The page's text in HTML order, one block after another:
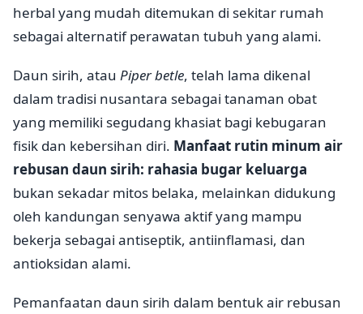
herbal yang mudah ditemukan di sekitar rumah
sebagai alternatif perawatan tubuh yang alami.
Daun sirih, atau Piper betle, telah lama dikenal
dalam tradisi nusantara sebagai tanaman obat
yang memiliki segudang khasiat bagi kebugaran
fisik dan kebersihan diri. Manfaat rutin minum air
rebusan daun sirih: rahasia bugar keluarga
bukan sekadar mitos belaka, melainkan didukung
oleh kandungan senyawa aktif yang mampu
bekerja sebagai antiseptik, antiinflamasi, dan
antioksidan alami.
Pemanfaatan daun sirih dalam bentuk air rebusan